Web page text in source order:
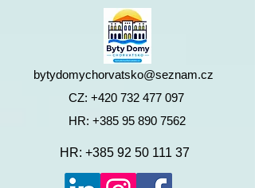
HR: +385 95 890 7562
CZ: +420 732 477 097
bytydomychorvatsko@seznam.cz
HR: +385 92 50 111 37